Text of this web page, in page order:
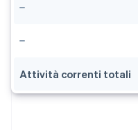
Attività correnti totali